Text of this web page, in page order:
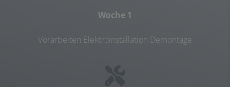
Woche 1
Vorarbeiten Elektroinstallation Demontage